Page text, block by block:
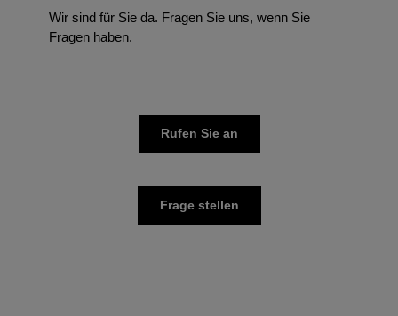
Wir sind für Sie da. Fragen Sie uns, wenn Sie
Fragen haben.
Rufen Sie an
Frage stellen